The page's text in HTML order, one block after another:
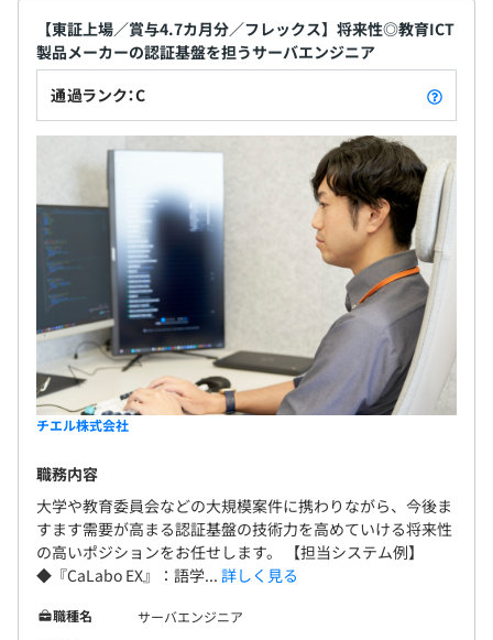
平均1名～2名の当社社員と業務委託先エンジニアと協同
で開発をおこなっております。
1プロジェクトの単位期間は、3カ月くらいのものから年
単位のものまであります。
【東証上場／賞与4.7カ月分／フレックス】将来性◎教育ICT
製品メーカーの認証基盤を担うサーバエンジニア
通過ランク：C
チエル株式会社
職務内容
大学や教育委員会などの大規模案件に携わりながら、今後ま
すます需要が高まる認証基盤の技術力を高めていける将来性
の高いポジションをお任せします。 【担当システム例】
◆『CaLabo EX』：語学... 詳しく見る
職種名
サーバエンジニア